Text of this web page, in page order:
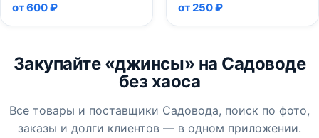
от 600 ₽ от 250 ₽
Закупайте «джинсы» на Садоводе
без хаоса
Все товары и поставщики Садовода, поиск по фото,
заказы и долги клиентов — в одном приложении.